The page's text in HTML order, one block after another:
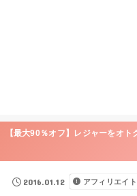
【最大90％オフ】レジャーをオ
2016.01.12 アフィリエイ